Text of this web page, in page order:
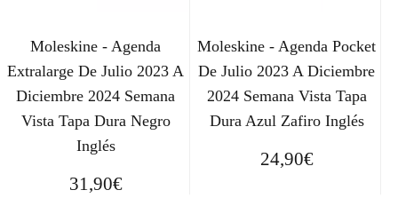
Moleskine - Agenda
Extralarge De Julio 2023 A
Diciembre 2024 Semana
Vista Tapa Dura Negro
Inglés
31,90€
Moleskine - Agenda Pocket
De Julio 2023 A Diciembre
2024 Semana Vista Tapa
Dura Azul Zafiro Inglés
24,90€